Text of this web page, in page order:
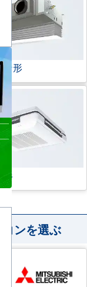
ン形
形
ンを選ぶ